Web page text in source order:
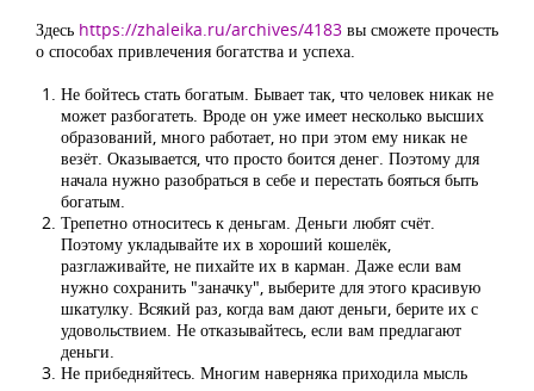
Здесь https://zhaleika.ru/archives/4183 вы сможете прочесть
о способах привлечения богатства и успеха.
Не бойтесь стать богатым. Бывает так, что человек никак не
может разбогатеть. Вроде он уже имеет несколько высших
образований, много работает, но при этом ему никак не
везёт. Оказывается, что просто боится денег. Поэтому для
начала нужно разобраться в себе и перестать бояться быть
богатым.
Трепетно относитесь к деньгам. Деньги любят счёт.
Поэтому укладывайте их в хороший кошелёк,
разглаживайте, не пихайте их в карман. Даже если вам
нужно сохранить "заначку", выберите для этого красивую
шкатулку. Всякий раз, когда вам дают деньги, берите их с
удовольствием. Не отказывайтесь, если вам предлагают
деньги.
Не прибедняйтесь. Многим наверняка приходила мысль